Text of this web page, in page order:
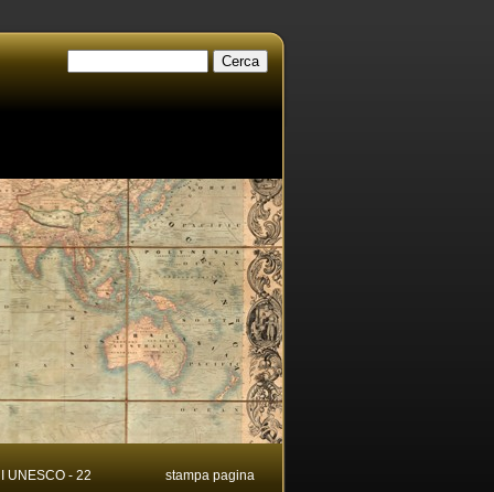
UNESCO - 22 stampa pagina